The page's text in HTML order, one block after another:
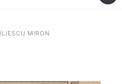
ILIESCU MIRON